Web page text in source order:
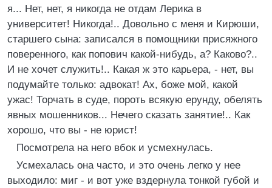
я... Нет, нет, я никогда не отдам Лерика в
университет! Никогда!.. Довольно с меня и Кирюши,
старшего сына: записался в помощники присяжного
поверенного, как попович какой-нибудь, а? Каково?..
И не хочет служить!.. Какая ж это карьера, - нет, вы
подумайте только: адвокат! Ах, боже мой, какой
ужас! Торчать в суде, пороть всякую ерунду, обелять
явных мошенников... Нечего сказать занятие!.. Как
хорошо, что вы - не юрист!
Посмотрела на него вбок и усмехнулась.
Усмехалась она часто, и это очень легко у нее
выходило: миг - и вот уже вздернула тонкой губой и